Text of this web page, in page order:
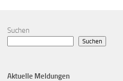
Suchen
Suchen
Aktuelle Meldungen